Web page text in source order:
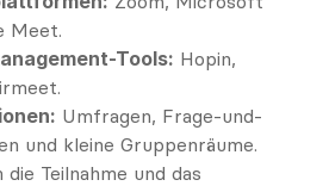
Meet.
Tools: Hopin,
Umfragen, Frage-und-
und kleine Gruppenräume.
die Teilnahme und das